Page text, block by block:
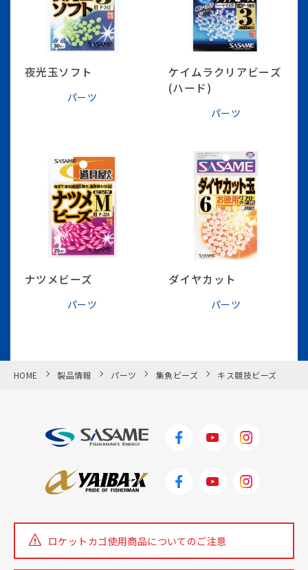
夜光玉ソフト
パーツ
ケイムラクリアビーズ
(ハード)
パーツ
ナツメビーズ
パーツ
ダイヤカット
パーツ
HOME 製品情報 パーツ 集魚ビーズ キス競技ビーズ
ロケットカゴ使用商品についてのご注意